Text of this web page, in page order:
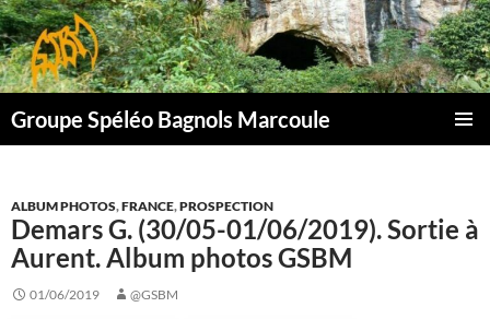
Aller
au
contenu
Groupe Spéléo Bagnols Marcoule
ALBUM PHOTOS,FRANCE,PROSPECTION
Demars G. (30/05-01/06/2019). Sortie à
Aurent. Album photos GSBM
01/06/2019 @GSBM